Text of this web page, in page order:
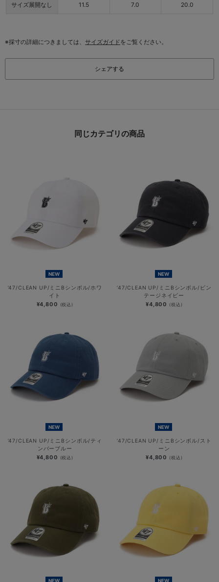
サイズ展開なし 11.5 7.0 20.0
※採寸の詳細につきましては、 サイズガイドをご覧ください。
シェアする
同じカテゴリの商品
NEW
’47/CLEAN UP/ミニBシンボル/ホワ
イト
¥4,800 (税込)
NEW
’47/CLEAN UP/ミニBシンボル/ビン
テージネイビー
¥4,800 (税込)
NEW
’47/CLEAN UP/ミニBシンボル/ティ
ンバーブルー
¥4,800 (税込)
NEW
’47/CLEAN UP/ミニBシンボル/スト
ーン
¥4,800 (税込)
NEW NEW